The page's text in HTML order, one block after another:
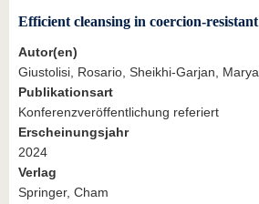
Efficient cleansing in coercion-
Autor(en)
Giustolisi, Rosario, Sheikhi‐Garjan,
Publikationsart
Konferenzveröffentlichung referiert
Erscheinungsjahr
2024
Verlag
Springer, Cham